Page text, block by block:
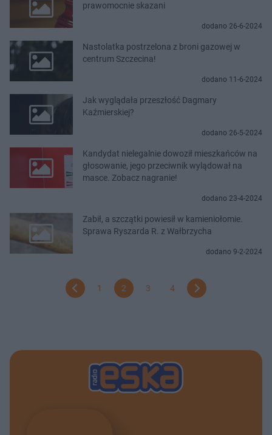
prawomocnie skazani
dodano 26-6-2024
Nastolatka postrzelona z broni gazowej w
centrum Szczecina!
dodano 11-6-2024
Jak wyglądała przeszłość Dagmary
Kaźmierskiej?
dodano 26-5-2024
Kandydat nielegalnie dowoził mieszkańców na
głosowanie, jego przeciwnik wylądował na
masce. Zobacz nagranie!
dodano 23-4-2024
Zabił, a szczątki powiesił w kamieniołomie.
Sprawa Ryszarda R. z Wałbrzycha
dodano 9-2-2024
1 2 3 4